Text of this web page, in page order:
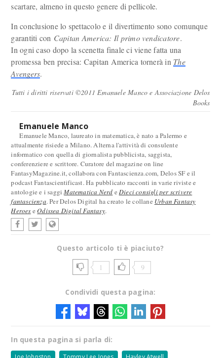
scartare, almeno in questo genere di pellicole.
In conclusione lo spettacolo e il divertimento sono comunque
garantiti con Capitan America: Il primo vendicatore.
In ogni caso dopo la scenetta finale ci viene fatta una
promessa ben precisa: Capitan America tornerà in The
Avengers.
Tutti i diritti riservati ©2011 Emanuele Manco e Associazione Delos
Books
Emanuele Manco
Emanuele Manco, laureato in matematica, è nato a Palermo e
attualmente risiede a Milano. Alterna l'attività di consulente
informatico con quella di giornalista pubblicista, saggista,
conferenziere e scrittore. Curatore del magazine on line
FantasyMagazine.it, collabora con Fantascienza.com, Delos SF e il
podcast Fantascientificast. Ha pubblicato racconti in varie riviste e
antologie e i saggiMatematica Nerd eDieci consigli per scrivere
fantascienza. Per Delos Digital ha creato le collane Urban Fantasy
Heroes eOdissea Digital Fantasy.
Questo articolo ti è piaciuto?
1 9
Condividi questa pagina:
In questa pagina si parla di: